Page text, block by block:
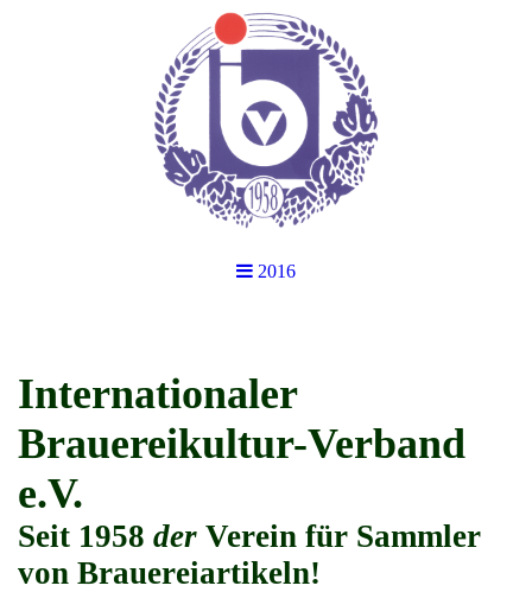
2016
Internationaler
Brauereikultur-Verband
e.V.
Seit 1958 der Verein für Sammler
von Brauereiartikeln!